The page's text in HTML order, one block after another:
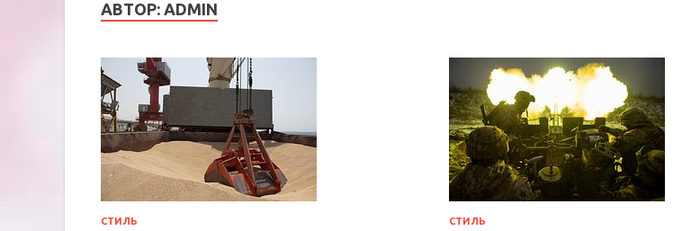
АВТОР: ADMIN
СТИЛЬ СТИЛЬ